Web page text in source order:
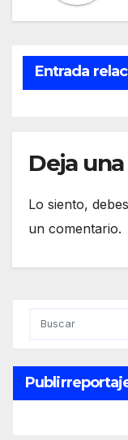
Entrada
Deja
Lo siento,
un comentario.